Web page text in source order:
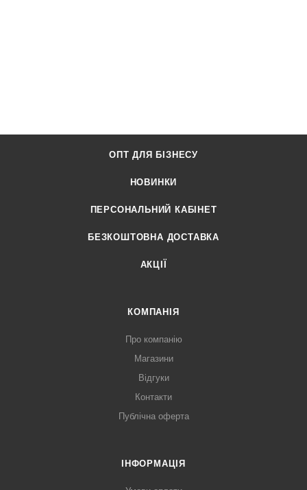
ОПТ ДЛЯ БІЗНЕСУ
НОВИНКИ
ПЕРСОНАЛЬНИЙ КАБІНЕТ
БЕЗКОШТОВНА ДОСТАВКА
АКЦІЇ
КОМПАНІЯ
Про компанію
Магазини
Відгуки
Контакти
Публічна оферта
ІНФОРМАЦІЯ